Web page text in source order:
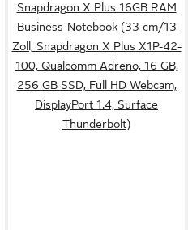
Snapdragon X Plus 16GB RAM
Business-Notebook (33 cm/13
Zoll, Snapdragon X Plus X1P-42-
100, Qualcomm Adreno, 16 GB,
256 GB SSD, Full HD Webcam,
DisplayPort 1.4, Surface
Thunderbolt)